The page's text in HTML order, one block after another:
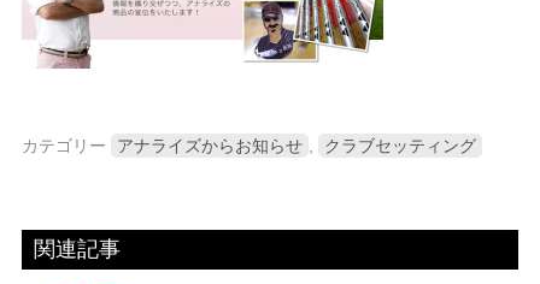
カテゴリー アナライズからお知らせ クラブセッティング
関連記事